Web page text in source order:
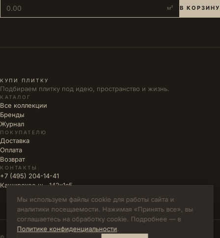
м² В КОРЗИНУ
ЦЕНА
за квадратный метр
ДОБАВИТЬ В КОРЗИНУ
м² В КОРЗИНУ
КУПИ ПЛИТКУ
Подбираем плитку под идею, пространство и жизнь.
КАТАЛОГ
Все коллекции
Бренды
Журнал
ПОКУПАТЕЛЮ
Доставка
Оплата
Возврат
КОНТАКТЫ
+7 (495) 204-14-41
Каширское ш., 142к1с5
Мы используем файлы cookie для работы сайта и
аналитики посещаемости. Нажимая «Принять все», вы
соглашаетесь на обработку cookie. Подробнее — в
Политике конфиденциальности